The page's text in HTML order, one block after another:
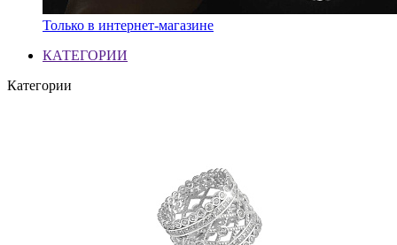
Только в интернет-магазине
КАТЕГОРИИ
Категории